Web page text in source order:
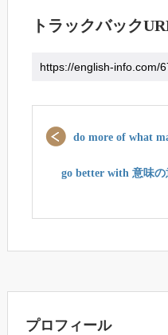
トラックバック
do more of what
go better with 意味
プロフィール